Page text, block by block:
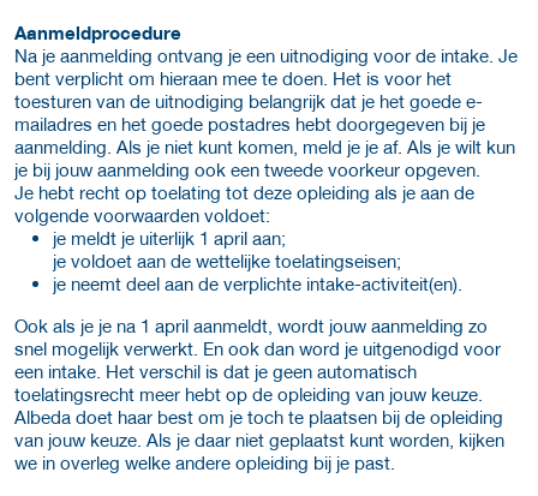
Aanmeldprocedure
Na je aanmelding ontvang je een uitnodiging voor de intake. Je
bent verplicht om hieraan mee te doen. Het is voor het
toesturen van de uitnodiging belangrijk dat je het goede e-
mailadres en het goede postadres hebt doorgegeven bij je
aanmelding. Als je niet kunt komen, meld je je af. Als je wilt kun
je bij jouw aanmelding ook een tweede voorkeur opgeven.
Je hebt recht op toelating tot deze opleiding als je aan de
volgende voorwaarden voldoet:
je meldt je uiterlijk 1 april aan;
je voldoet aan de wettelijke toelatingseisen;
je neemt deel aan de verplichte intake-activiteit(en).
Ook als je je na 1 april aanmeldt, wordt jouw aanmelding zo
snel mogelijk verwerkt. En ook dan word je uitgenodigd voor
een intake. Het verschil is dat je geen automatisch
toelatingsrecht meer hebt op de opleiding van jouw keuze.
Albeda doet haar best om je toch te plaatsen bij de opleiding
van jouw keuze. Als je daar niet geplaatst kunt worden, kijken
we in overleg welke andere opleiding bij je past.